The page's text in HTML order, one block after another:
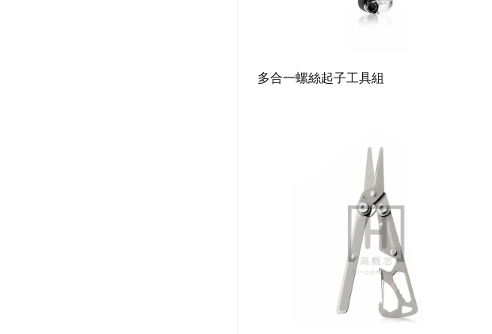
多合一螺絲起子工具組